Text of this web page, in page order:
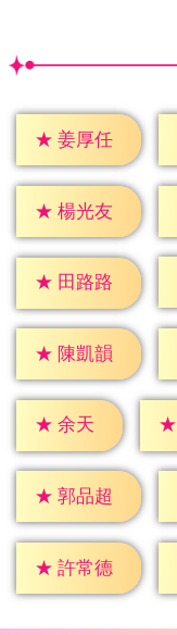
★ 姜厚任
★ 楊光友
★ 田路路
★ 陳凱韻
★ 余天 ★
★ 郭品超
★ 許常德